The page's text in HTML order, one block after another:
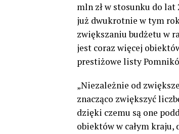
mln zł w stosunku do lat
już dwukrotnie w tym
zwiększaniu budżetu w
jest coraz więcej
prestiżowe listy
„Niezależnie od
znacząco zwiększyć
dzięki czemu są one
obiektów w całym